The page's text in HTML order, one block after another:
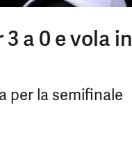
a 0 e vola in
per la semifinale